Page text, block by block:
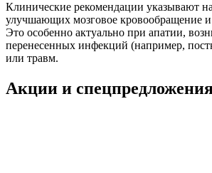
Клинические рекомендации указывают
улучшающих мозговое кровообращение
Это особенно актуально при апатии,
перенесенных инфекций (например,
или травм.
Акции и